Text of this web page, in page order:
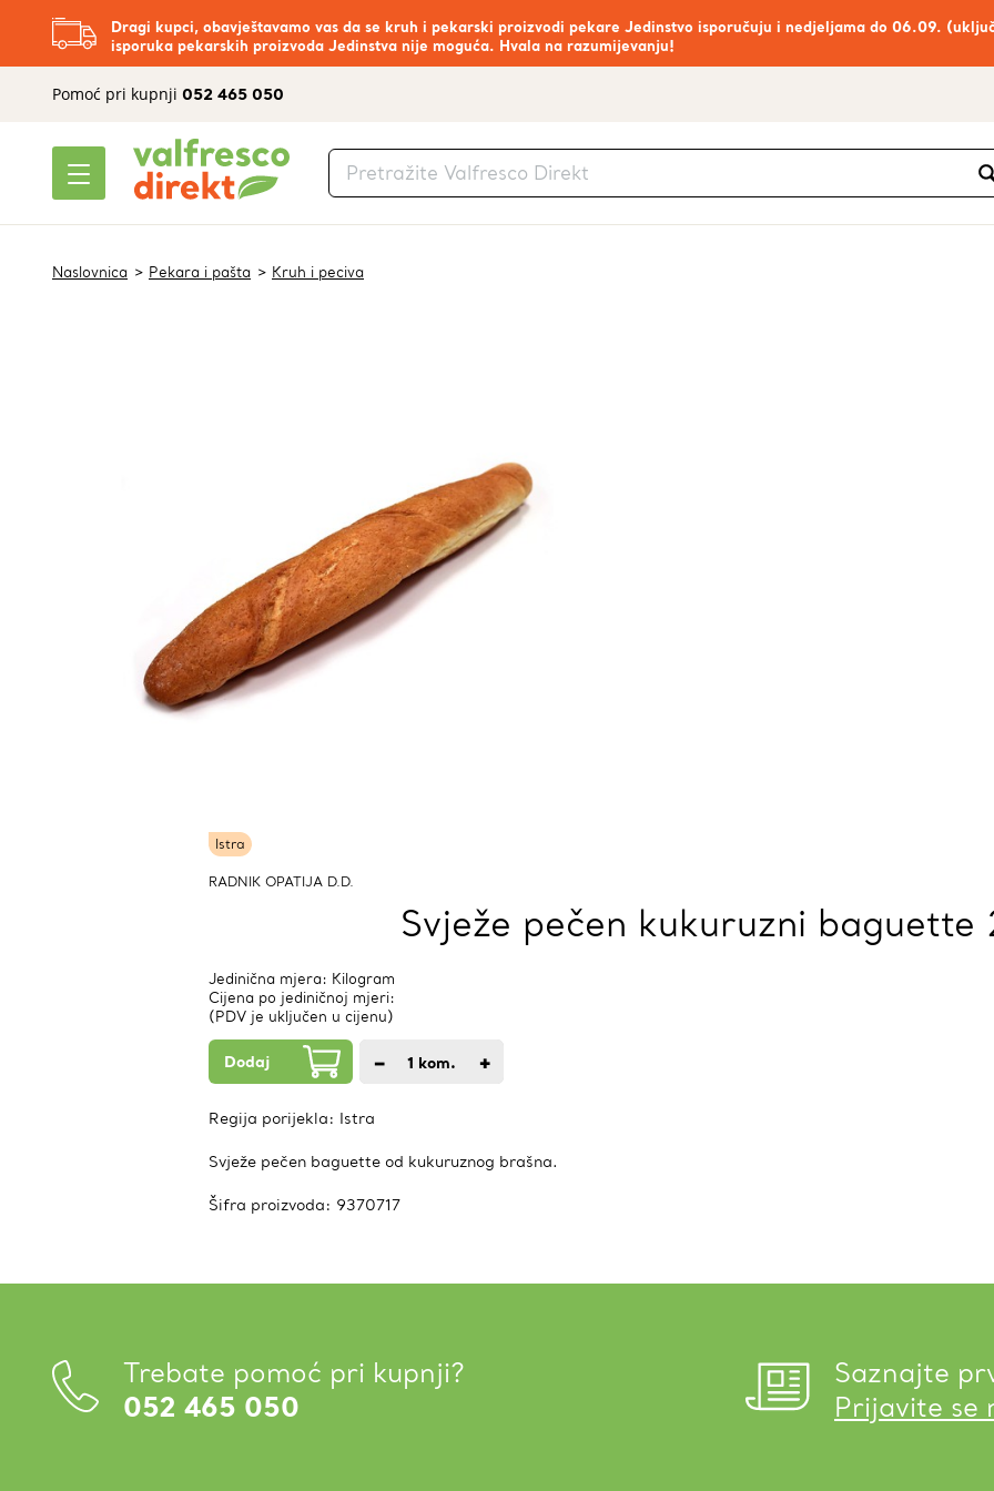
Dragi kupci, obavještavamo vas da se kruh i pekarski proizvodi pekare Jedinstvo isporučuju i nedjeljama do 06.09.
isporuka pekarskih proizvoda Jedinstva nije moguća. Hvala na razumijevanju!
Pomoć pri kupnji 052 465 050
Naslovnica Pekara i pašta Kruh i peciva
Istra
RADNIK OPATIJA D.D.
Svježe pečen kukuruzni baguette
Jedinična mjera: Kilogram
Cijena po jediničnoj mjeri:
(PDV je uključen u cijenu)
Dodaj − 1 kom. +
Regija porijekla: Istra
Svježe pečen baguette od kukuruznog brašna.
Šifra proizvoda: 9370717
Trebate pomoć pri kupnji?
052 465 050
Saznajte
Prijavite se